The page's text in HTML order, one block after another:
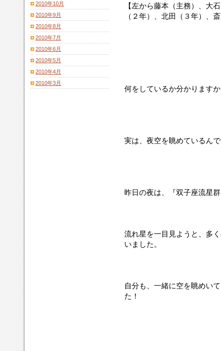
【左から藤本（主務）、大
（２年）、北田（３年）、
何をしているか分かります
実は、夜空を眺めているん
昨日の夜は、『双子座流星
流れ星を一目見ようと、多
いました。
自分も、一緒に空を眺めい
た！
2010年10月
2010年9月
2010年8月
2010年7月
2010年6月
2010年5月
2010年4月
2010年3月